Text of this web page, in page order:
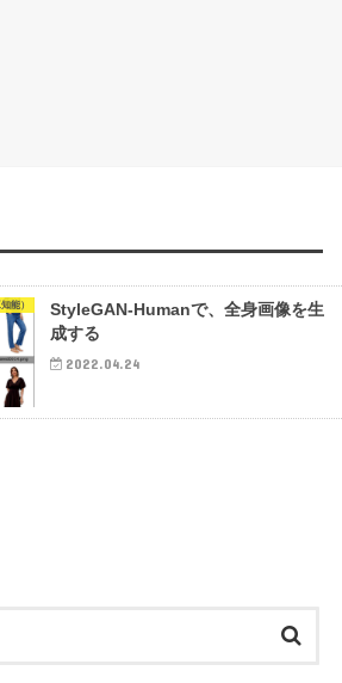
能）
StyleGAN-Humanで、全身画像を生
成する
2022.04.24